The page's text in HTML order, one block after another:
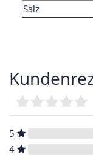
Salz
5
4